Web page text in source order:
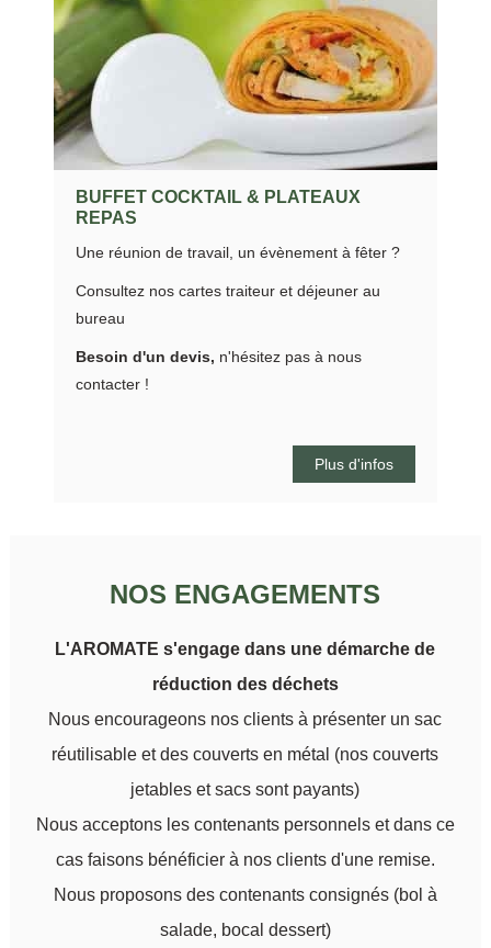
BUFFET COCKTAIL & PLATEAUX
REPAS
Une réunion de travail, un évènement à fêter ?
Consultez nos cartes traiteur et déjeuner au
bureau
Besoin d'un devis, n'hésitez pas à nous
contacter !
Plus d'infos
NOS ENGAGEMENTS
L'AROMATE s'engage dans une démarche de
réduction des déchets
Nous encourageons nos clients à présenter un sac
réutilisable et des couverts en métal (nos couverts
jetables et sacs sont payants)
Nous acceptons les contenants personnels et dans ce
cas faisons bénéficier à nos clients d'une remise.
Nous proposons des contenants consignés (bol à
salade, bocal dessert)